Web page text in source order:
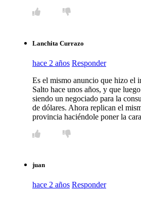
Lanchita Currazo
hace 2 años Responder
Es el mismo anuncio que hizo el
Salto hace unos años, y que
siendo un negociado para la
de dólares. Ahora replican el
provincia haciéndole poner la
juan
hace 2 años Responder